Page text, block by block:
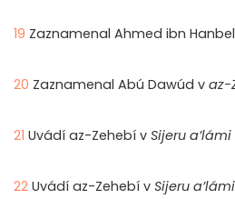
19 Zaznamenal Ahmed ibn
20 Zaznamenal Abú Dawúd v az-
21 Uvádí az-Zehebí v Sijeru
22 Uvádí az-Zehebí v Sijeru